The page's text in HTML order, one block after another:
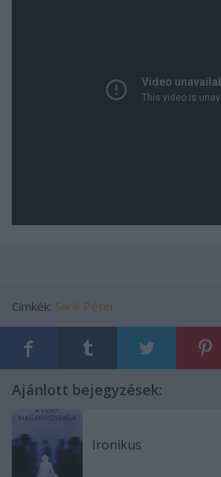
Címkék: Sárik Péter
Ajánlott bejegyzések:
Ironikus